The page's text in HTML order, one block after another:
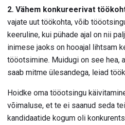
2. Vähem konkureerivat
vajate uut töökohta, võib
keeruline, kui pühade ajal on nii
inimese jaoks on hooajal lihtsam
tööotsimine. Muidugi on see hea,
saab mitme ülesandega, leiad
Hoidke oma tööotsingu
võimaluse, et te ei saanud seda
kandidaatide kogum oli